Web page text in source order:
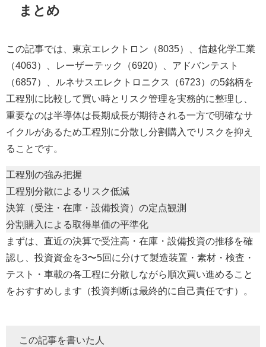
まとめ
この記事では、東京エレクトロン（8035）、信越化学工業
（4063）、レーザーテック（6920）、アドバンテスト
（6857）、ルネサスエレクトロニクス（6723）の5銘柄を
工程別に比較して買い時とリスク管理を実務的に整理し、
重要なのは半導体は長期成長が期待される一方で明確なサ
イクルがあるため工程別に分散し分割購入でリスクを抑え
ることです。
工程別の強み把握
工程別分散によるリスク低減
決算（受注・在庫・設備投資）の定点観測
分割購入による取得単価の平準化
まずは、直近の決算で受注高・在庫・設備投資の推移を確
認し、投資資金を3〜5回に分けて製造装置・素材・検査・
テスト・車載の各工程に分散しながら順次買い進めること
をおすすめします（投資判断は最終的に自己責任です）。
この記事を書いた人